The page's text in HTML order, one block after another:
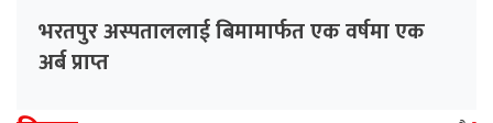
भरतपुर अस्पताललाई बिमामार्फत एक वर्षमा एक
अर्ब प्राप्त